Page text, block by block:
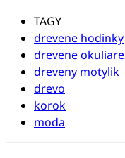
TAGY
drevene hodinky
drevene okuliare
dreveny motylik
drevo
korok
moda